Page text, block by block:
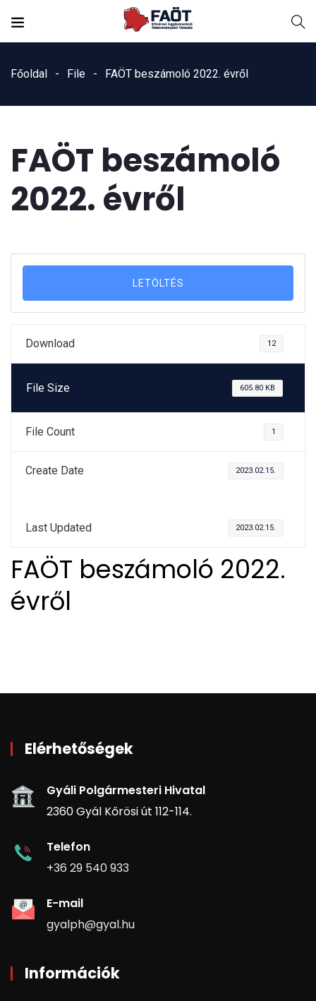
Főoldal File FAÖT beszámoló 2022. évről
FAÖT beszámoló
2022. évről
LETÖLTÉS
Download 12
File Size 605.80 KB
File Count 1
Create Date 2023.02.15.
Last Updated 2023.02.15.
FAÖT beszámoló 2022.
évről
Elérhetőségek
Gyáli Polgármesteri Hivatal
2360 Gyál Kőrösi út 112-114.
Telefon
+36 29 540 933
E-mail
gyalph@gyal.hu
Információk